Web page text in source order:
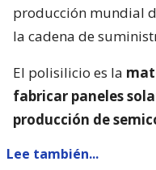
producción mundial
la cadena de
El polisilicio es la
fabricar paneles
producción de
Lee también...